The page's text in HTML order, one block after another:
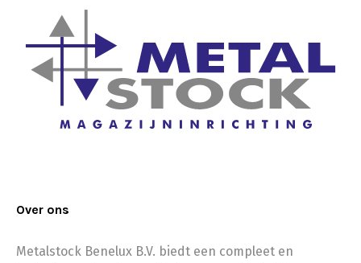
Over ons
Metalstock Benelux B.V. biedt een compleet en